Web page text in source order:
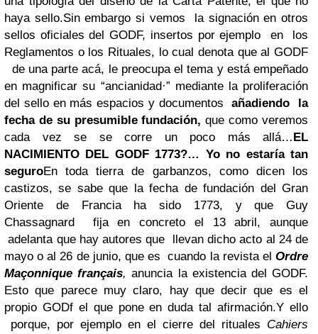
haya sello.Sin embargo si vemos la signación en otros
sellos oficiales del GODF, insertos por ejemplo en los
Reglamentos o los Rituales, lo cual denota que al GODF
de una parte acá, le preocupa el tema y está empeñado
en magnificar su “ancianidad·” mediante la proliferación
del sello en más espacios y documentos
añadiendo la
fecha de su presumible fundación, que como veremos
cada vez se se corre un poco más allá…EL
NACIMIENTO DEL GODF 1773?… Yo no estaría tan
seguroEn toda tierra de garbanzos, como dicen los
castizos, se sabe que la fecha de fundación del Gran
Oriente de Francia ha sido 1773, y que Guy
Chassagnard fija en concreto el 13 abril, aunque
adelanta que hay autores que llevan dicho acto al 24 de
mayo o al 26 de junio, que es cuando la revista el Ordre
Maçonnique français, anuncia la existencia del GODF.
Esto que parece muy claro, hay que decir que es el
propio GODf el que pone en duda tal afirmación.Y ello
porque, por ejemplo en el cierre del rituales Cahiers